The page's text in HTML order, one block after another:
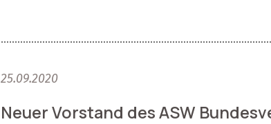
25.09.2020
Neuer Vorstand des ASW